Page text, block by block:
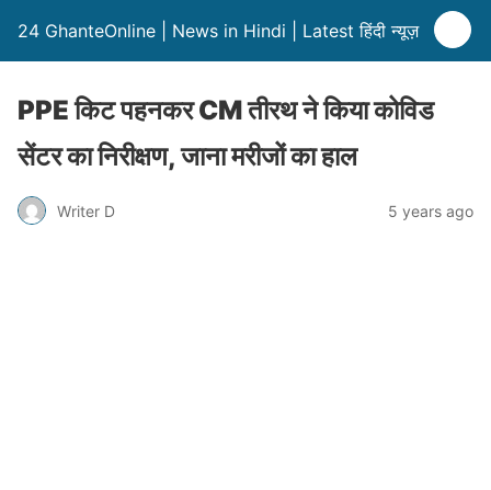
24 GhanteOnline | News in Hindi | Latest हिंदी न्यूज़
PPE किट पहनकर CM तीरथ ने किया कोविड
सेंटर का निरीक्षण, जाना मरीजों का हाल
Writer D 5 years ago